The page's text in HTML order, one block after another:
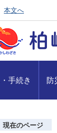
本文へ
手続き 防
現在のページ